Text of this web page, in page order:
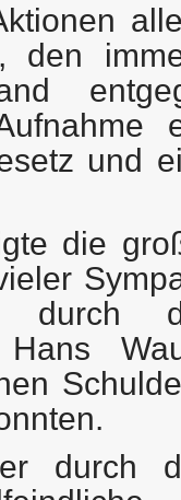
den
und
die
durch
Hans
durch